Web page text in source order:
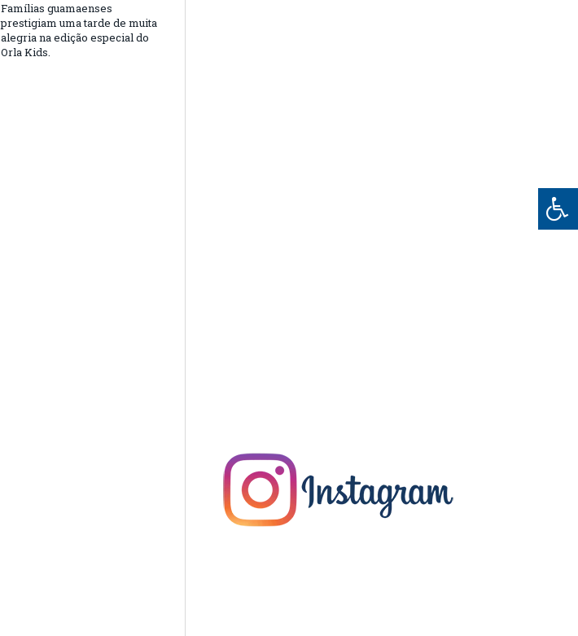
Famílias guamaenses
prestigiam uma tarde de muita
alegria na edição especial do
Orla Kids.